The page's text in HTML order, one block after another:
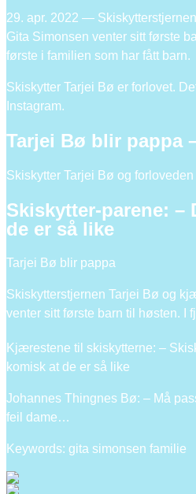
29. apr. 2022 —
Gita Simonsen venter sitt første
første i familien som har fått barn.
Skiskytter Tarjei Bø er forlovet.
Instagram.
Tarjei Bø blir pappa
Skiskytter Tarjei Bø og
Skiskytter-parene: –
de er så like
Tarjei Bø blir pappa
Skiskytterstjernen Tarjei Bø og
venter sitt første barn til høsten. I
Kjærestene til skiskytterne: –
komisk at de er så like
Johannes Thingnes Bø: – Må
feil dame…
Keywords: gita simonsen familie